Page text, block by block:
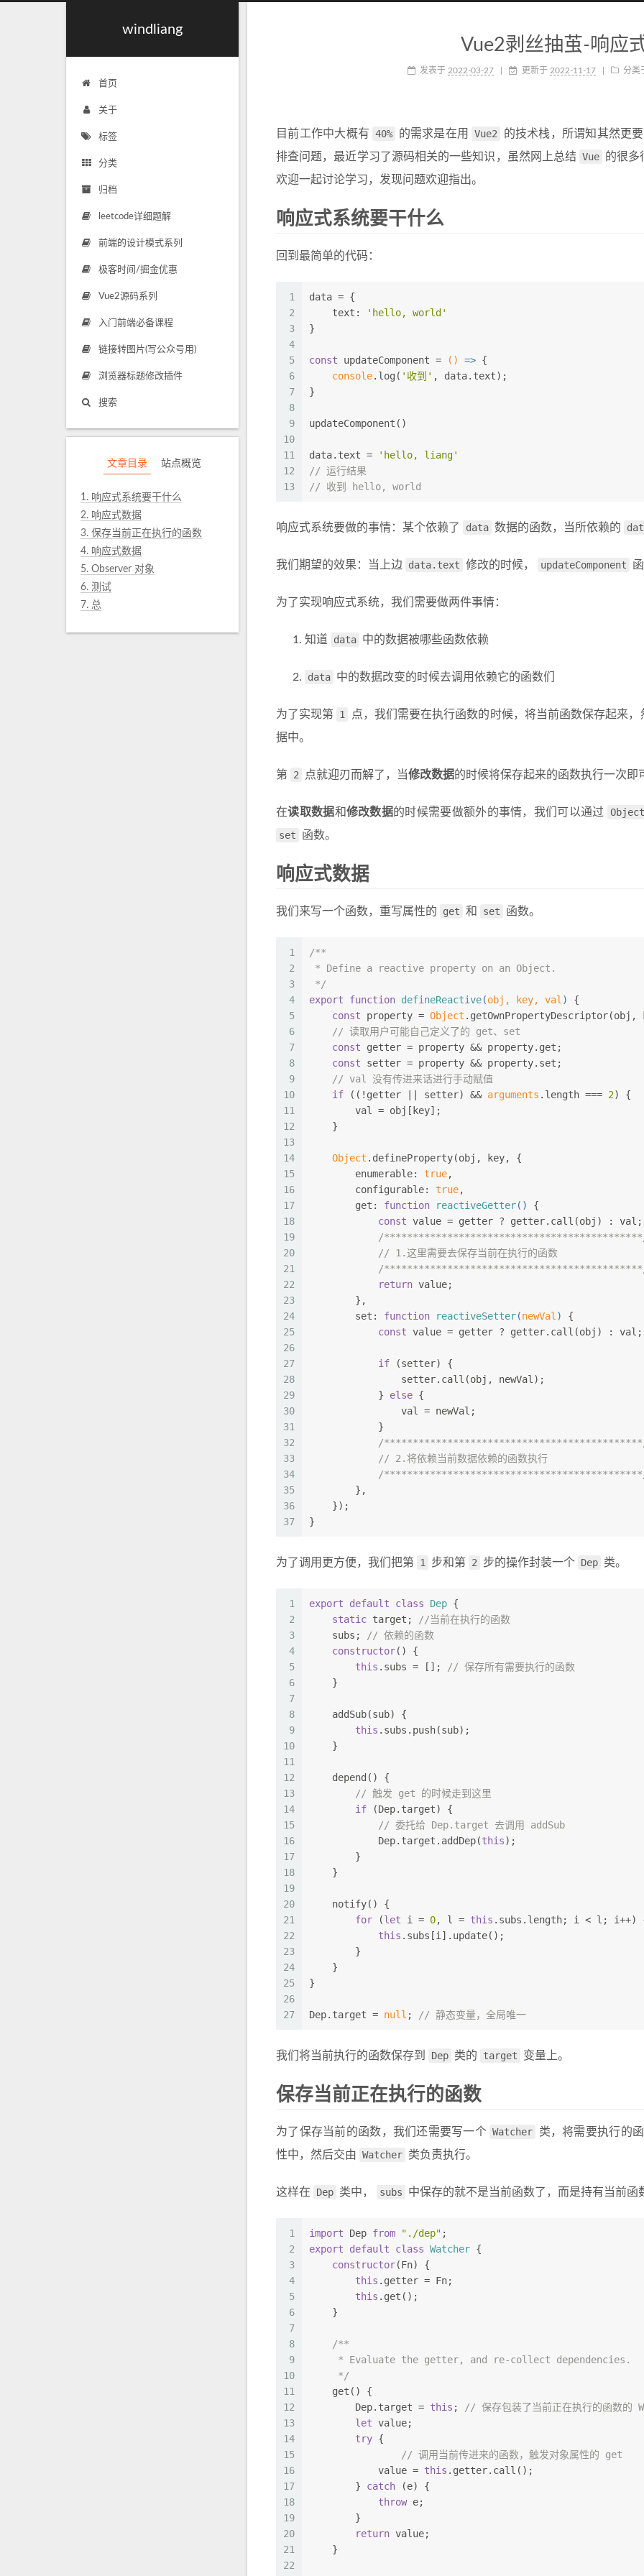
windliang
首页
关于
标签
分类
归档
leetcode详细题解
前端的设计模式系列
极客时间/掘金优惠
Vue2源码系列
入门前端必备课程
链接转图片(写公众号用)
浏览器标题修改插件
搜索
Vue2剥丝抽茧-响应
发表于 2022-03-27 更新于 2022-11-17 分类
目前工作中大概有 40% 的需求是在用 Vue2
的技术栈，所谓知其然更
排查问题，最近学习了源码相关的一些知识，虽然网上总结 Vue
的很多
欢迎一起讨论学习，发现问题欢迎指出。
响应式系统要干什么
回到最简单的代码：
1
2
3
4
5
6
7
8
9
10
11
12
13
data = {
    text:
'hello, world'
}
const updateComponent = () => {
console.log( '收到' , data.text);
}
updateComponent()
data.text =
'hello, liang'
// 运行结果
// 收到 hello, world
响应式系统要做的事情：某个依赖了 data 数据的函数，当所依赖的
我们期望的效果：当上边 data.text 修改的时候， updateComponent
为了实现响应式系统，我们需要做两件事情：
知道 data 中的数据被哪些函数依赖
data 中的数据改变的时候去调用依赖它的函数们
为了实现第 1
点，我们需要在执行函数的时候，将当前函数保存起来，
据中。
第 2 点就迎刃而解了，当修改数据的时候将保存起来的函数执行一次即
在读取数据和修改数据的时候需要做额外的事情，我们可以通过
set
函数。
响应式数据
我们来写一个函数，重写属性的 get 和 set 函数。
1
2
3
4
5
6
7
8
9
10
11
12
13
14
15
16
17
18
19
20
21
22
23
24
25
26
27
28
29
30
31
32
33
34
35
36
37
/**
* Define a reactive property on an Object.
*/
export
function defineReactive(obj, key, val ) {
const property = Object .getOwnPropertyDescriptor(obj,
// 读取用户可能自己定义了的 get、set
const getter = property && property.get;
const setter = property && property.set;
// val 没有传进来话进行手动赋值
if ((!getter || setter) && arguments .length === 2) {
        val = obj[key];
    }
Object .defineProperty(obj, key, {
        enumerable:
true,
        configurable:
true,
        get:
function reactiveGetter( ) {
const value = getter ? getter.call(obj) : val;
/
// 1.这里需要去保存当前在执行的函数
/
return value;
        },
        set:
function reactiveSetter(newVal ) {
const value = getter ? getter.call(obj) : val;
if (setter) {
                setter.call(obj, newVal);
            }
else {
                val = newVal;
            }
/
// 2.将依赖当前数据依赖的函数执行
/
        },
    });
}
为了调用更方便，我们把第 1 步和第 2 步的操作封装一个 Dep 类。
1
2
3
4
5
6
7
8
9
10
11
12
13
14
15
16
17
18
19
20
21
22
23
24
25
26
27
export default class Dep {
static target;
//当前在执行的函数
    subs;
// 依赖的函数
constructor() {
this .subs = [];
// 保存所有需要执行的函数
    }
    addSub(sub) {
this .subs.push(sub);
    }
    depend() {
// 触发 get 的时候走到这里
if (Dep.target) {
// 委托给 Dep.target 去调用 addSub
            Dep.target.addDep(
this);
        }
    }
    notify() {
for (let i = 0, l = this .subs.length; i < l; i++)
this .subs[i].update();
        }
    }
}
Dep.target = null ; // 静态变量，全局唯一
我们将当前执行的函数保存到 Dep 类的 target 变量上。
保存当前正在执行的函数
为了保存当前的函数，我们还需要写一个 Watcher
类，将需要执行的
性中，然后交由 Watcher 类负责执行。
这样在 Dep 类中， subs 中保存的就不是当前函数了，而是持有当前函
1
2
3
4
5
6
7
8
9
10
11
12
13
14
15
16
17
18
19
20
21
22
import Dep from "./dep" ;
export
default class Watcher {
constructor(Fn) {
this .getter = Fn;
this .get();
    }
/**
     * Evaluate the getter, and re-collect dependencies.
     */
    get() {
        Dep.target =
this ;
// 保存包装了当前正在执行的函数的
let value;
try {
// 调用当前传进来的函数，触发对象属性的 get
            value =
this .getter.call();
        }
catch (e) {
throw e;
        }
return value;
    }
文章目录 站点概览
1. 响应式系统要干什么
2. 响应式数据
3. 保存当前正在执行的函数
4. 响应式数据
5. Observer 对象
6. 测试
7. 总